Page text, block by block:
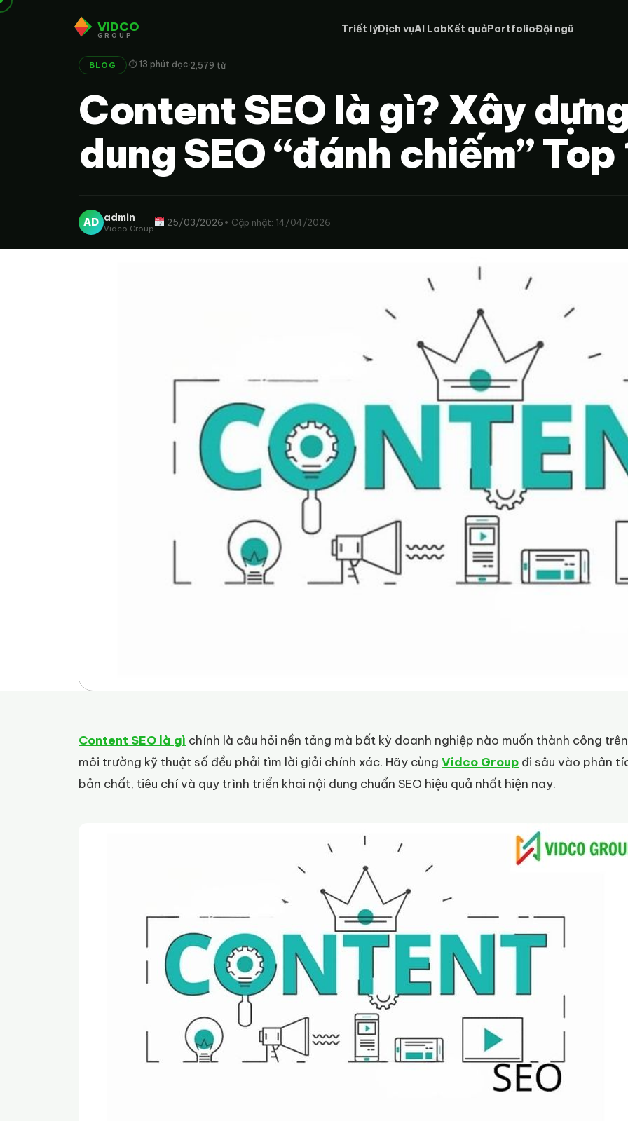
VIDCO
GROUP
Triết lýDịch vụAI LabKết quảPortfolioĐội ngũ
BLOG ·⏱ 13 phút đọc·2,579 từ
Content SEO là gì? Xây
dung SEO “đánh chiếm” Top
AD admin
Vidco Group
25/03/2026• Cập nhật: 14/04/2026
Content SEO là gì chính là câu hỏi nền tảng mà bất kỳ doanh nghiệp nào muốn thành công trên
môi trường kỹ thuật số đều phải tìm lời giải chính xác. Hãy cùng Vidco Group đi sâu vào phân
bản chất, tiêu chí và quy trình triển khai nội dung chuẩn SEO hiệu quả nhất hiện nay.